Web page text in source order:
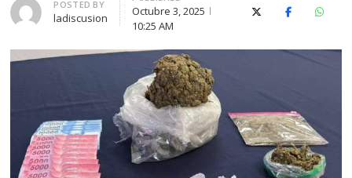
Author
POSTED BY
ladiscusion
Octubre 3, 2025
10:25 AM
X (Twitter)Facebook